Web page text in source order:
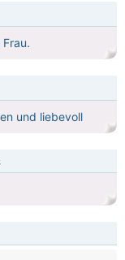
und liebevoll